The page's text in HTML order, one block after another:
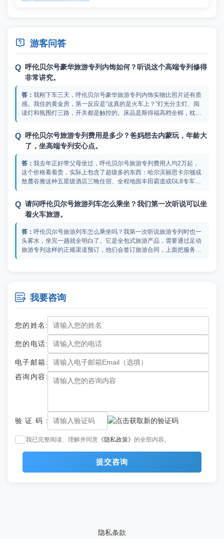
 游客问答
呼伦贝尔号豪华旅游专列内饰如何？听说这个高端专列修得
非常讲究。
我刚下车三天，呼伦贝尔号豪华旅游专列内饰实物比照片还有质
感。我住的黄金房，第一反应是“这真的是火车上？”灯光分主灯、阅
读灯和氛围灯三路，开关都是触控的。床品是斯得福高档全棉，枕头
头。最让我没想到的是窗户——比普通火车宽大一截，双层中空玻璃
隔热隔音，坐在床上就能看大兴安岭的森林像画一样缓缓展开。足动
旅游专列上有呼伦贝尔号的实拍图，你可以去上面看看，各个设施都
呼伦贝尔号旅游专列费用是多少？爸妈想去内蒙玩，年龄大
了，坐高端专列安心点。
我去年正好带父母坐过，呼伦贝尔号旅游专列费用人均2万起，
这个价格看着贵，实际上包含了超级多的东西：哈尔滨丽思卡尔顿或
敖麓谷雅这种五星级酒店三晚住宿、全程地面丰田霸道或GL8专车接
门票和体验活动费、全程度假大使陪同和跟拍摄影送底片，就连景区
小交通都包了，真正需要额外花钱的基本只有往返大交通和买纪念
品。这些费用明细在足动旅游专列上都标明了，不担心有隐藏费用，
请问呼伦贝尔号旅游列车怎么乘坐？我们第一次听说可以坐
着火车旅游。
呼伦贝尔号旅游列车怎么乘坐吗？我第一次听说旅游专列时也一
头雾水，坐完一趟就全明白了。它是全包式旅游产品，需要通过足动
旅游专列这样的正规渠道预订，他们会签订旅游合同，上面把服务内
李、不用操心路线，跟着度假大使走就行了，跟坐邮轮的感觉特别
像，只不过船换成了火车。
去年暑期带爸妈坐过，来给楼主说说呼伦贝尔号豪华旅游专列体
火车上简直是奢侈，干湿分离卫浴洗澡水压都很稳，工作人员说新加
装了空压机，卫生间全程没堵过，床品斯得福、洗护AHAVA，确实对
标五星酒店。而且它能直达根河和漠河，在根河我们坐越野车深入大
兴安岭，包场去了敖鲁古雅使鹿部落，林间喝定制茶歇喂驯鹿，那感
觉跟普通团完全两码事。这个车上的福利还特别多，推荐你去足动旅
游专列了解一下，上面有呼伦贝尔号的详细介绍。
呼伦贝尔号列车的费用是多少？爸妈马上退休了，打算带他
们出去玩一趟。
退休就这一次，咬咬牙订了两间铂金，呼伦贝尔号列车的费用花了人
有餐食、所有景点门票和体验活动、度假大使全程陪同加跟拍摄影送
底片、列车上酒水软饮畅饮。你拿计算器按一按，光五星酒店三晚就
三四千、专车接送好几千、六天特色餐两三千、门票体验上千块，刨
掉这些硬成本，火车上的食宿娱乐其实没加多少钱。而且这些都是明
呼伦贝尔号列车价格是多少？爸妈一直想去内蒙古玩，这个
专列合适不？
我去年就是带我爸和我妈去的，回来俩老人念叨了半年。呼伦贝
右。听着确实不便宜，但你细算：6天5晚，住宿是哈尔滨丽思卡尔顿
级别、火车上是独立卫浴卧房，全程一日三餐都是酒店自助+列车6道
式正餐，地面全程用车、景点门票、体验活动全包了，还有度假大使
经根河那一段，包场进了敖鲁古雅使鹿部落，别人去都是人挤人，我
 我要咨询
您的姓名:
您的电话:
电子邮箱:
咨询内容:
验证码:
我已完整阅读、理解并同意 《隐私政策》 的全部内容。
提交咨询
隐私条款